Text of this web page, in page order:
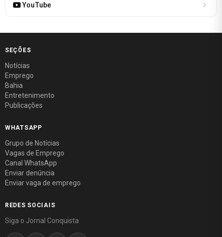
YouTube
SEÇÕES
Notícias
Emprego
Bahia
Entretenimento
Publicações
WHATSAPP
Grupo de Notícias
Vagas de Emprego
Canal WhatsApp
Enviar denúncia
Enviar vaga de emprego
REDES SOCIAIS
Siga o Jornal Conquista